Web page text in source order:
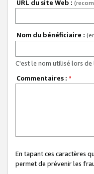
URL du site Web :
Nom du bénéficiaire :
C'est le nom utilisé lors
Commentaires : *
En tapant ces caractères
permet de prévenir les